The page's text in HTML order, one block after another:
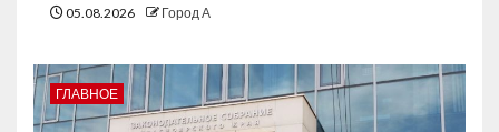
05.08.2026 Город А
ГЛАВНОЕ